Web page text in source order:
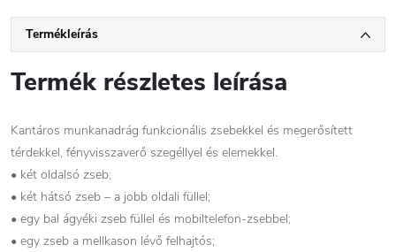
Termékleírás
Termék részletes leírása
Kantáros munkanadrág funkcionális zsebekkel és megerősített
térdekkel, fényvisszaverő szegéllyel és elemekkel.
• két oldalsó zseb;
• két hátsó zseb – a jobb oldali füllel;
• egy bal ágyéki zseb füllel és mobiltelefon-zsebbel;
• egy zseb a mellkason lévő felhajtós;